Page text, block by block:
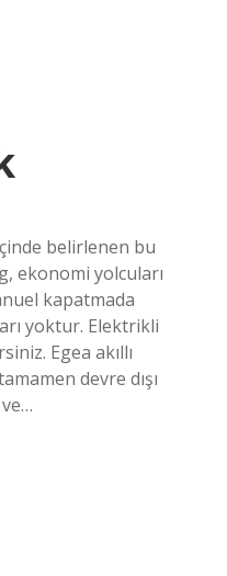
belirlenen bu
ekonomi yolcuları
kapatmada
yoktur. Elektrikli
Egea akıllı
devre dışı